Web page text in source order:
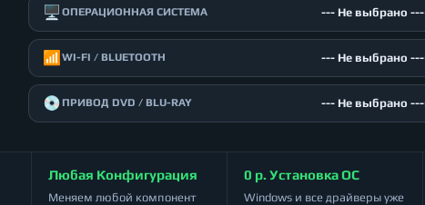
🖥️ ОПЕРАЦИОННАЯ СИСТЕМА --- Не выбрано ---
📶 WI-FI / BLUETOOTH --- Не выбрано ---
💿 ПРИВОД DVD / BLU-RAY --- Не выбрано ---
Любая Конфигурация
Меняем любой компонент
0 р. Установка ОС
Windows и все драйверы уже